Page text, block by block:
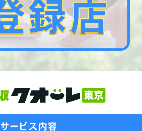
サービス内容